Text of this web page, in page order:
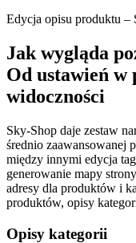
Edycja opisu produktu –
Jak wygląda
Od ustawień w
widoczności
Sky-Shop daje zestaw
średnio zaawansowanej
między innymi edycja
generowanie mapy
adresy dla produktów i
produktów, opisy
Opisy kategorii